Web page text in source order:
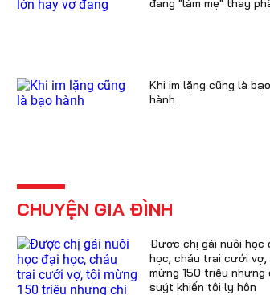
đang "làm mẹ" thay
Khi im lặng cũng là bạo
hành
CHUYỆN GIA ĐÌNH
Được chị gái nuôi học
học, cháu trai cưới vợ,
mừng 150 triệu nhưng
suýt khiến tôi ly hôn